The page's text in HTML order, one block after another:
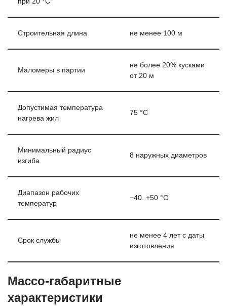
Строительная длина не менее 100 м
Маломеры в партии
не более 20% кусками
от 20 м
Допустимая температура
нагрева жил
75 °С
Минимальный радиус
изгиба
8 наружных диаметров
Диапазон рабочих
температур
−40. +50 °C
Срок службы
не менее 4 лет с даты
изготовления
Массо-габаритные
характеристики